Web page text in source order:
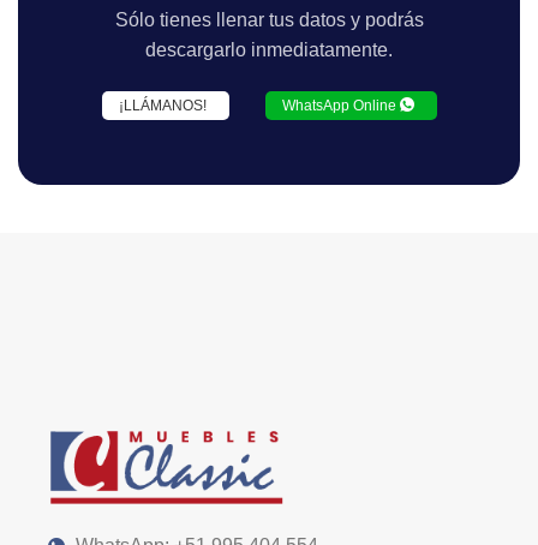
Sólo tienes llenar tus datos y podrás
descargarlo inmediatamente.
¡LLÁMANOS! WhatsApp Online